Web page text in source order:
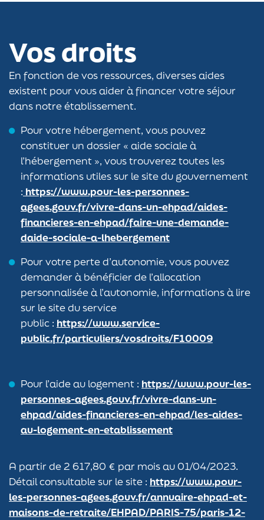
Vos droits
En fonction de vos ressources, diverses aides
existent pour vous aider à financer votre séjour
dans notre établissement.
Pour votre hébergement, vous pouvez
constituer un dossier « aide sociale à
l’hébergement », vous trouverez toutes les
informations utiles sur le site du gouvernement
: https://www.pour-les-personnes-
agees.gouv.fr/vivre-dans-un-ehpad/aides-
financieres-en-ehpad/faire-une-demande-
daide-sociale-a-lhebergement
Pour votre perte d’autonomie, vous pouvez
demander à bénéficier de l’allocation
personnalisée à l’autonomie, informations à lire
sur le site du service
public : https://www.service-
public.fr/particuliers/vosdroits/F10009
Pour l’aide au logement : https://www.pour-les-
personnes-agees.gouv.fr/vivre-dans-un-
ehpad/aides-financieres-en-ehpad/les-aides-
au-logement-en-etablissement
A partir de 2 617,80 € par mois au 01/04/2023.
Détail consultable sur le site : https://www.pour-
les-personnes-agees.gouv.fr/annuaire-ehpad-et-
maisons-de-retraite/EHPAD/PARIS-75/paris-12-